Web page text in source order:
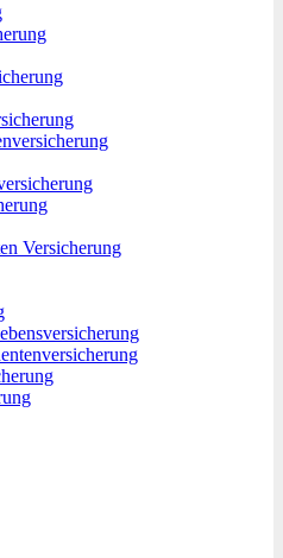
Versicherung